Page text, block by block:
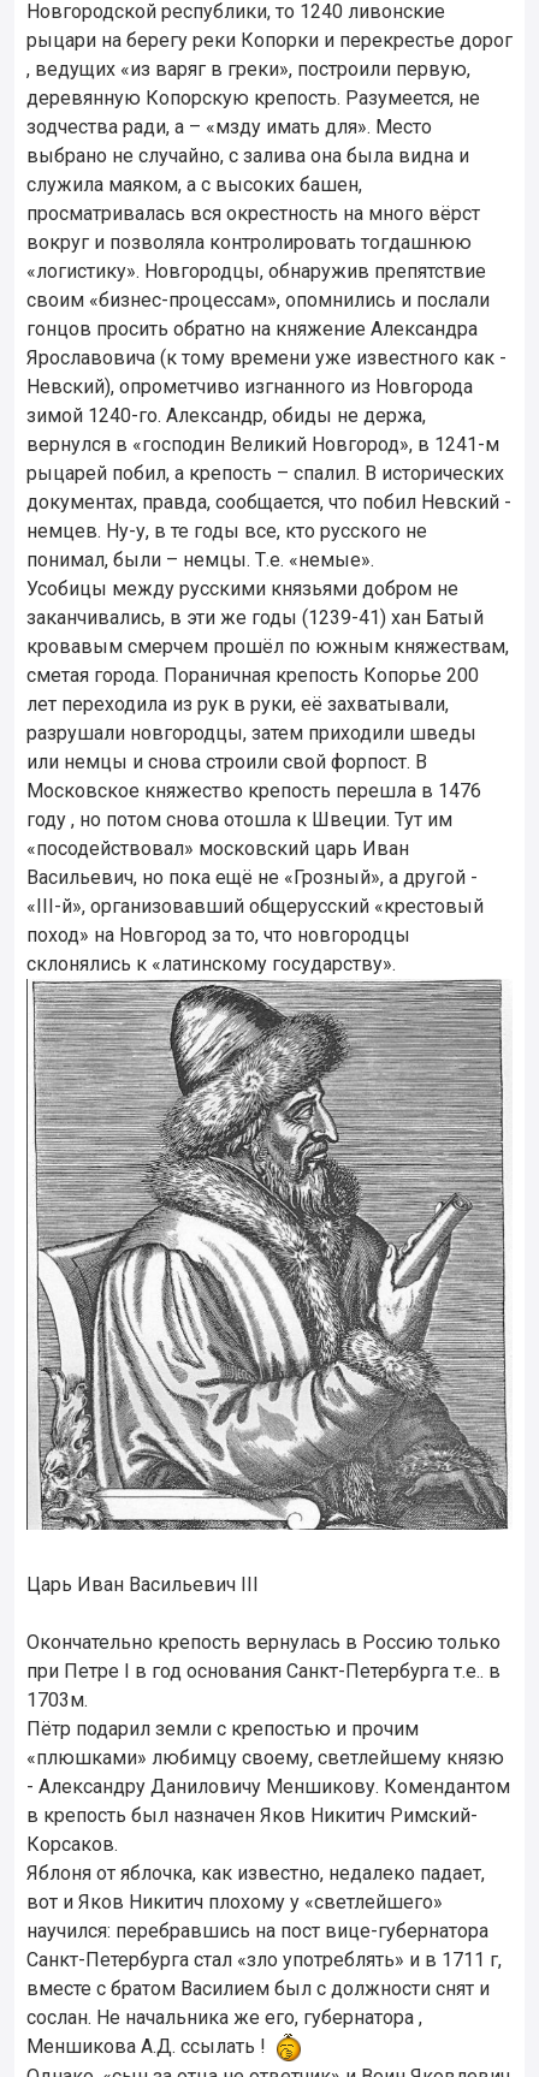
Новгородской республики, то 1240 ливонские
рыцари на берегу реки Копорки и перекрестье дорог
, ведущих «из варяг в греки», построили первую,
деревянную Копорскую крепость. Разумеется, не
зодчества ради, а – «мзду имать для». Место
выбрано не случайно, с залива она была видна и
служила маяком, а с высоких башен,
просматривалась вся окрестность на много вёрст
вокруг и позволяла контролировать тогдашнюю
«логистику». Новгородцы, обнаружив препятствие
своим «бизнес-процессам», опомнились и послали
гонцов просить обратно на княжение Александра
Ярославовича (к тому времени уже известного как -
Невский), опрометчиво изгнанного из Новгорода
зимой 1240-го. Александр, обиды не держа,
вернулся в «господин Великий Новгород», в 1241-м
рыцарей побил, а крепость – спалил. В исторических
документах, правда, сообщается, что побил Невский -
немцев. Ну-у, в те годы все, кто русского не
понимал, были – немцы. Т.е. «немые».
Усобицы между русскими князьями добром не
заканчивались, в эти же годы (1239-41) хан Батый
кровавым смерчем прошёл по южным княжествам,
сметая города. Пораничная крепость Копорье 200
лет переходила из рук в руки, её захватывали,
разрушали новгородцы, затем приходили шведы
или немцы и снова строили свой форпост. В
Московское княжество крепость перешла в 1476
году , но потом снова отошла к Швеции. Тут им
«посодействовал» московский царь Иван
Васильевич, но пока ещё не «Грозный», а другой -
«III-й», организовавший общерусский «крестовый
поход» на Новгород за то, что новгородцы
склонялись к «латинскому государству».
Царь Иван Васильевич III
Окончательно крепость вернулась в Россию только
при Петре I в год основания Санкт-Петербурга т.е.. в
1703м.
Пётр подарил земли с крепостью и прочим
«плюшками» любимцу своему, светлейшему князю
- Александру Даниловичу Меншикову. Комендантом
в крепость был назначен Яков Никитич Римский-
Корсаков.
Яблоня от яблочка, как известно, недалеко падает,
вот и Яков Никитич плохому у «светлейшего»
научился: перебравшись на пост вице-губернатора
Санкт-Петербурга стал «зло употреблять» и в 1711 г,
вместе с братом Василием был с должности снят и
сослан. Не начальника же его, губернатора ,
Меншикова А.Д. ссылать !